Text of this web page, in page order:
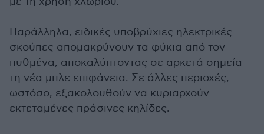
Παράλληλα, ειδικές υποβρύχιες ηλεκτρικές
σκούπες απομακρύνουν τα φύκια από τον
πυθμένα, αποκαλύπτοντας σε αρκετά σημεία
τη νέα μπλε επιφάνεια. Σε άλλες περιοχές,
ωστόσο, εξακολουθούν να κυριαρχούν
εκτεταμένες πράσινες κηλίδες.